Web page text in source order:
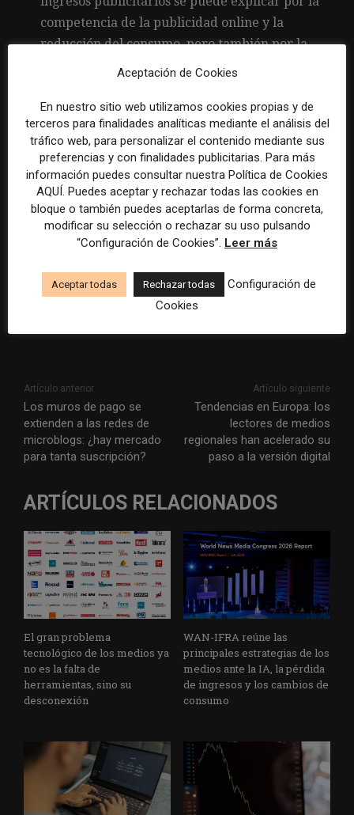
competencia de la publicidad online y la
reducción del consumo, pero también por la
demografía: la transmisión tradicional llega a
más jóvenes adoptan rápidamente OTT y siguen
ya con ese hábito de adultos.
Más información:
2025
2021 Outlook perspectives report
Artículo anterior
Los muros de pago se
extienden a las redes de
microblogs: ¿hay mercado
para tanta suscripción?
Artículo siguiente
Tendencias en Europa: los
lectores de medios
regionales han acelerado su
paso a la versión digital
ARTÍCULOS RELACIONADOS
El gran problema
tecnológico de los medios ya
no es la falta de
herramientas, sino su
desconexión
WAN-IFRA reúne las
principales estrategias de los
medios ante la IA, la pérdida
de ingresos y los cambios de
consumo
Aceptación de Cookies
En nuestro sitio web utilizamos cookies propias y de
terceros para finalidades analíticas mediante el análisis del
tráfico web, para personalizar el contenido mediante sus
preferencias y con finalidades publicitarias. Para más
información puedes consultar nuestra Política de Cookies
AQUÍ. Puedes aceptar y rechazar todas las cookies en
bloque o también puedes aceptarlas de forma concreta,
modificar su selección o rechazar su uso pulsando
“Configuración de Cookies”. Leer más
Aceptar todas Rechazar todas
Configuración de
Cookies